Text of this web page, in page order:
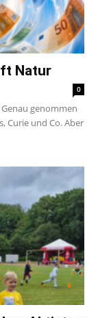
Natur
0
genommen
Curie und Co. Aber